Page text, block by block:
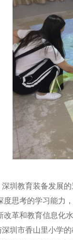
圳教育装备发展
思考的学习能力
改革和教育信息化
圳市香山里小学